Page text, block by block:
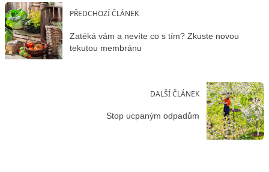
PŘEDCHOZÍ ČLÁNEK
Zatéká vám a nevíte co s tím? Zkuste novou
tekutou membránu
DALŠÍ ČLÁNEK
Stop ucpaným odpadům